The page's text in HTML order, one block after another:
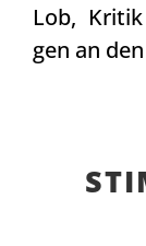
Lob,
gen an